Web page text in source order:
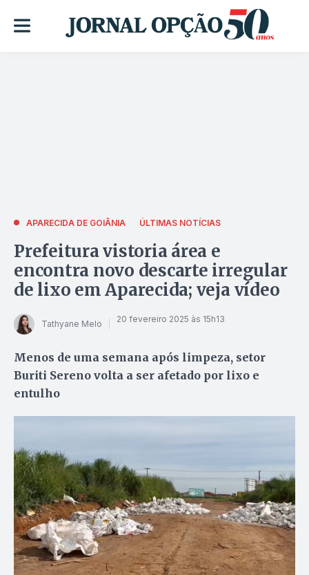
APARECIDA DE GOIÂNIA ÚLTIMAS NOTÍCIAS
Prefeitura vistoria área e
encontra novo descarte irregular
de lixo em Aparecida; veja vídeo
Tathyane Melo 20 fevereiro 2025 às 15h13
Menos de uma semana após limpeza, setor
Buriti Sereno volta a ser afetado por lixo e
entulho